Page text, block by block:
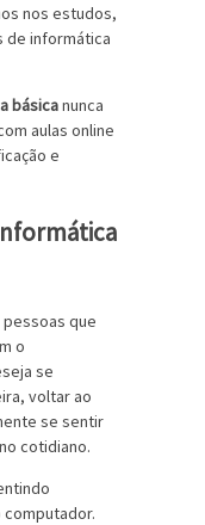
nos estudos,
de informática
básicanunca
aulas online
e
que
o
se
voltar ao
se sentir
cotidiano.
computador.